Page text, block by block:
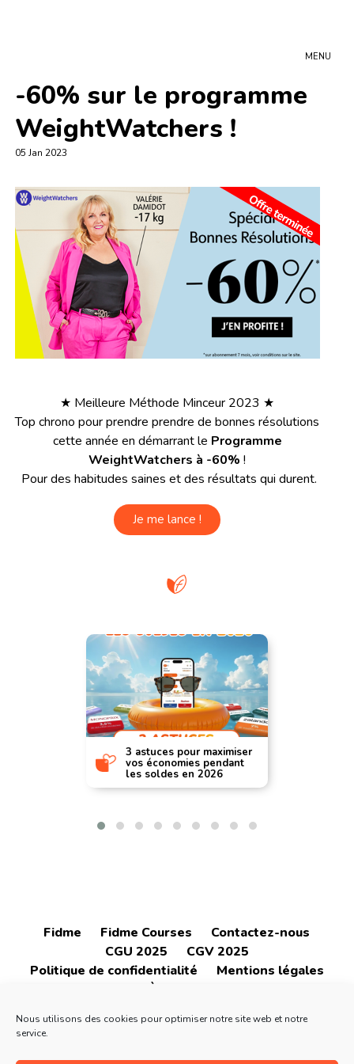
Nous utilisons des cookies pour optimiser notre site web et notre
service.
MENU
-60% sur le programme
WeightWatchers !
05 Jan 2023
★ Meilleure Méthode Minceur 2023 ★
Top chrono pour prendre prendre de bonnes résolutions
cette année en démarrant le Programme
WeightWatchers à -60% !
Pour des habitudes saines et des résultats qui durent.
Je me lance !
3 astuces pour maximiser
vos économies pendant
les soldes en 2026
Fidme Fidme Courses
Contactez-nous
CGU 2025
CGV 2025
Politique de confidentialité
Mentions légales
À propos